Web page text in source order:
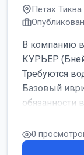
Петах
В компанию в
КУРЬЕР
Требуются
Базовый
обязанности
0